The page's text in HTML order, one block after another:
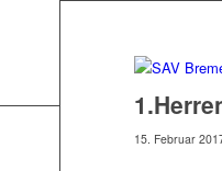
15. Februar